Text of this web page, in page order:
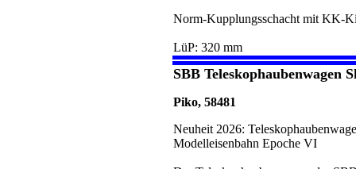
Norm-Kupplungsschacht mit KK-
LüP: 320 mm
SBB Teleskophaubenwagen
Piko, 58481
Neuheit 2026:
Modelleisenbahn Epoche VI